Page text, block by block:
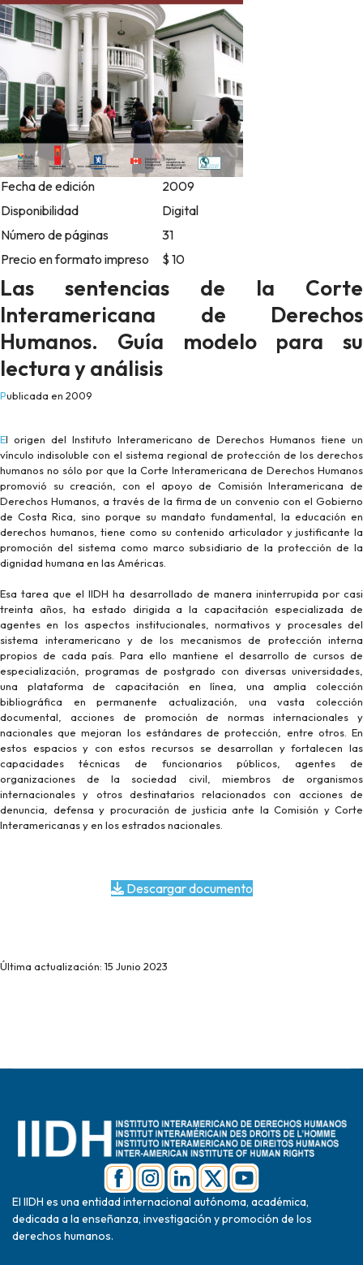
Fecha de edición
2009
Disponibilidad
Digital
Número de páginas
31
Precio en formato impreso
$ 10
Las sentencias de la Corte
Interamericana de Derechos
Humanos. Guía modelo para su
lectura y análisis
Publicada en 2009
El origen del Instituto Interamericano de Derechos Humanos tiene un
vínculo indisoluble con el sistema regional de protección de los derechos
humanos no sólo por que la Corte Interamericana de Derechos Humanos
promovió su creación, con el apoyo de Comisión Interamericana de
Derechos Humanos, a través de la firma de un convenio con el Gobierno
de Costa Rica, sino porque su mandato fundamental, la educación en
derechos humanos, tiene como su contenido articulador y justificante la
promoción del sistema como marco subsidiario de la protección de la
dignidad humana en las Américas.
Esa tarea que el IIDH ha desarrollado de manera ininterrupida por casi
treinta años, ha estado dirigida a la capacitación especializada de
agentes en los aspectos institucionales, normativos y procesales del
sistema interamericano y de los mecanismos de protección interna
propios de cada país. Para ello mantiene el desarrollo de cursos de
especialización, programas de postgrado con diversas universidades,
una plataforma de capacitación en línea, una amplia colección
bibliográfica en permanente actualización, una vasta colección
documental, acciones de promoción de normas internacionales y
nacionales que mejoran los estándares de protección, entre otros. En
estos espacios y con estos recursos se desarrollan y fortalecen las
capacidades técnicas de funcionarios públicos, agentes de
organizaciones de la sociedad civil, miembros de organismos
internacionales y otros destinatarios relacionados con acciones de
denuncia, defensa y procuración de justicia ante la Comisión y Corte
Interamericanas y en los estrados nacionales.
Descargar documento
Última actualización: 15 Junio 2023
El IIDH es una entidad internacional autónoma, académica,
dedicada a la enseñanza, investigación y promoción de los
derechos humanos.